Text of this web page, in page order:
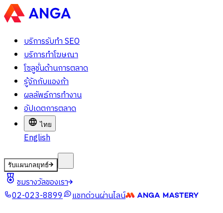
บริการรับทำ SEO
บริการทำโฆษณา
โซลูชั่นด้านการตลาด
รู้จักกับแองก้า
ผลลัพธ์การทำงาน
อัปเดตการตลาด
ไทย
English
รับแผนกลยุทธ์
ชมรางวัลของเรา
02-023-8899
แชทด่วนผ่านไลน์